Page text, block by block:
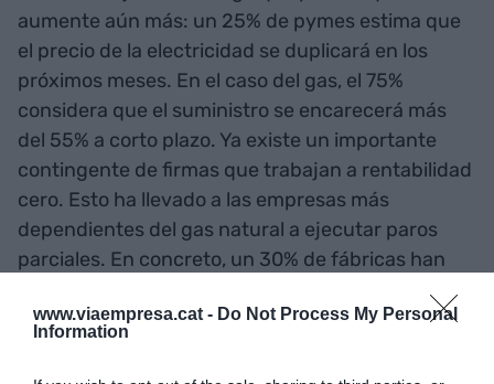
www.viaempresa.cat - Do Not Process My Personal
Information
aumente aún más: un 25% de pymes estima que
el precio de la electricidad se duplicará en los
próximos meses. En el caso del gas, el 75%
considera que el suministro se encarecerá más
del 55% a corto plazo. Ya existe un importante
contingente de firmas que trabajan a rentabilidad
cero. Esto ha llevado a las empresas más
dependientes del gas natural a ejecutar paros
parciales. En concreto, un 30% de fábricas han